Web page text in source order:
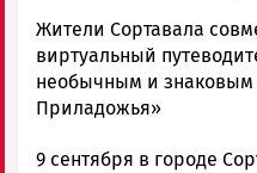
Алексей
Смирнов
Новости
Петрозаводска
Карелии
Жители Сортавала
виртуальный
необычным и
Приладожья»
9 сентября в городе